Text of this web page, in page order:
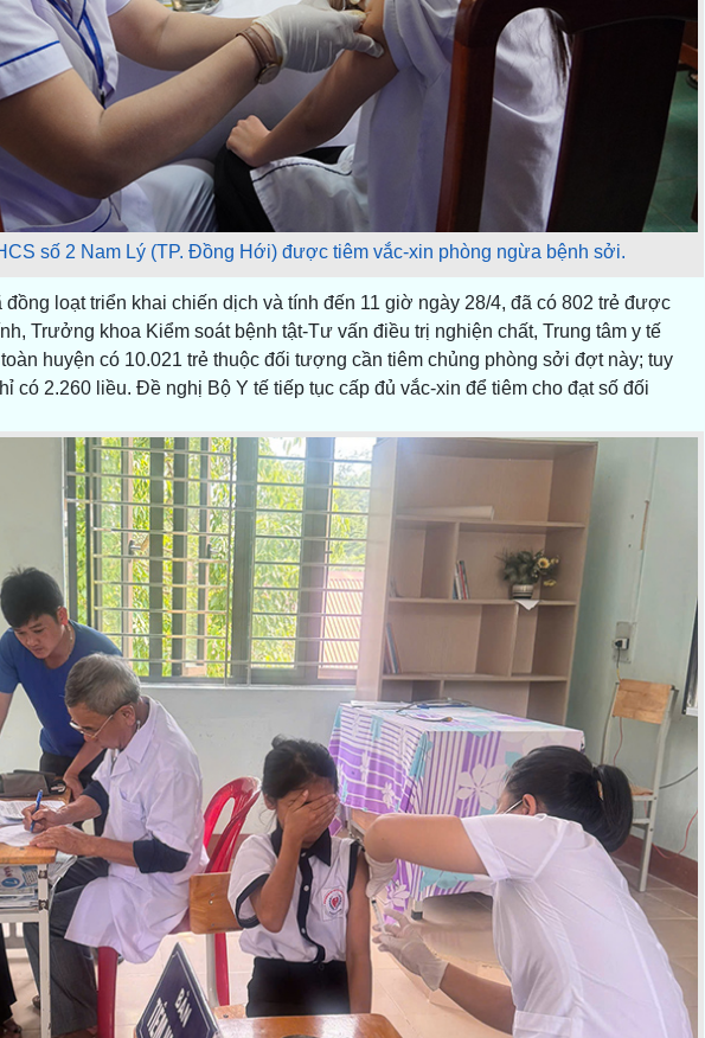
số 2 Nam Lý (TP. Đồng Hới) được tiêm vắc-xin phòng ngừa bệnh sởi.
đồng loạt triển khai chiến dịch và tính đến 11 giờ ngày 28/4, đã có 802 trẻ được
Trưởng khoa Kiểm soát bệnh tật-Tư vấn điều trị nghiện chất, Trung tâm y tế
huyện có 10.021 trẻ thuộc đối tượng cần tiêm chủng phòng sởi đợt này; tuy
có 2.260 liều. Đề nghị Bộ Y tế tiếp tục cấp đủ vắc-xin để tiêm cho đạt số đối